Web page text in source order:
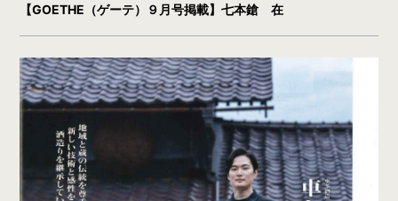
【GOETHE（ゲーテ）９月号掲載】七本鎗 在